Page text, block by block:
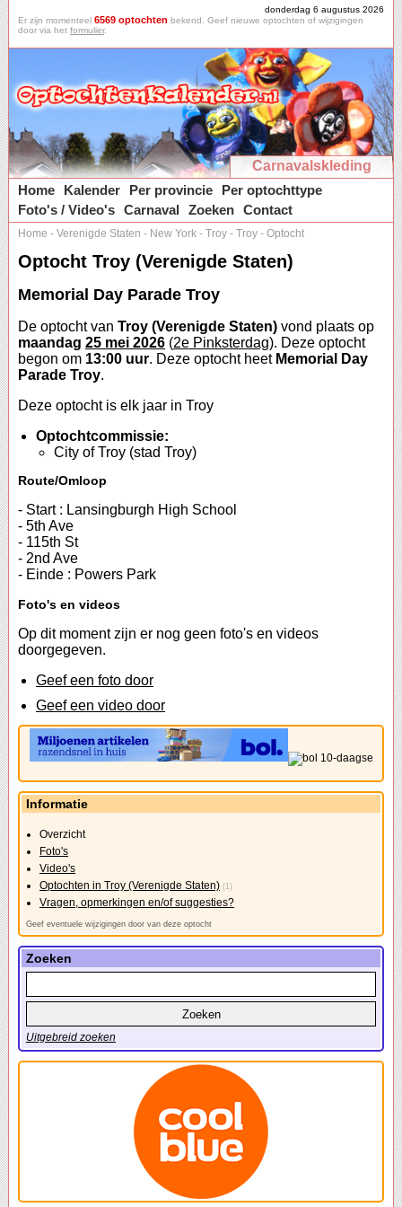
donderdag 6 augustus 2026
Er zijn momenteel 6569 optochten bekend. Geef nieuwe optochten of wijzigingen
door via het formulier.
Carnavalskleding
Home
Kalender Per provincie
Per optochttype
Foto's / Video's Carnaval Zoeken Contact
Home - Verenigde Staten - New York - Troy - Troy - Optocht
Optocht Troy (Verenigde Staten)
Memorial Day Parade Troy
De optocht van Troy (Verenigde Staten) vond plaats op
maandag 25 mei 2026 (2e Pinksterdag). Deze optocht
begon om 13:00 uur. Deze optocht heet Memorial Day
Parade Troy.
Deze optocht is elk jaar in Troy
Optochtcommissie:
City of Troy (stad Troy)
Route/Omloop
- Start : Lansingburgh High School
- 5th Ave
- 115th St
- 2nd Ave
- Einde : Powers Park
Foto's en videos
Op dit moment zijn er nog geen foto's en videos
doorgegeven.
Geef een foto door
Geef een video door
Informatie
Overzicht
Foto's
Video's
Optochten in Troy (Verenigde Staten) (1)
Vragen, opmerkingen en/of suggesties?
Geef eventuele wijzigingen door van deze optocht
Zoeken
Uitgebreid zoeken